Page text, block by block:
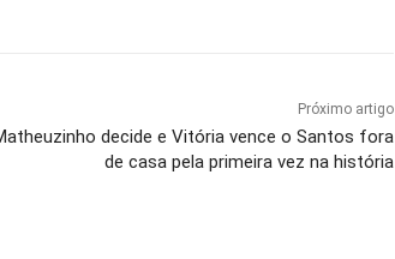
Próximo artigo
decide e Vitória vence o Santos fora
de casa pela primeira vez na história